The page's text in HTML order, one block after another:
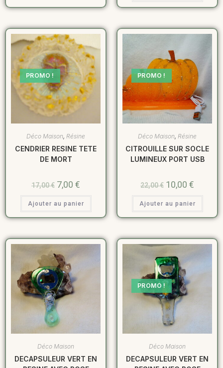
PROMO !
Déco Maison, Résine
CENDRIER RESINE TETE
DE MORT
17,00€ 7,00 €
Ajouter au panier
PROMO !
Déco Maison, Résine
CITROUILLE SUR SOCLE
LUMINEUX PORT USB
22,00€ 10,00 €
Ajouter au panier
Déco Maison
DECAPSULEUR VERT EN
PROMO !
Déco Maison
DECAPSULEUR VERT EN